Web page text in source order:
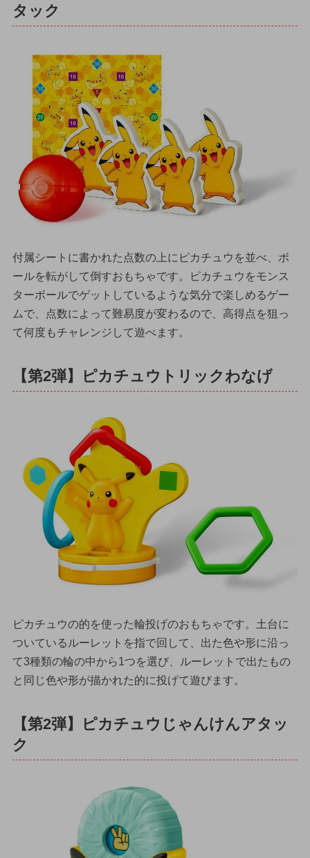
タック
付属シートに書かれた点数の上にピカチュウを並べ、ボ
ールを転がして倒すおもちゃです。ピカチュウをモンス
ターボールでゲットしているような気分で楽しめるゲー
ムで、点数によって難易度が変わるので、高得点を狙っ
て何度もチャレンジして遊べます。
【第2弾】ピカチュウトリックわなげ
ピカチュウの的を使った輪投げのおもちゃです。土台に
ついているルーレットを指で回して、出た色や形に沿っ
て3種類の輪の中から1つを選び、ルーレットで出たもの
と同じ色や形が描かれた的に投げて遊びます。
【第2弾】ピカチュウじゃんけんアタッ
ク